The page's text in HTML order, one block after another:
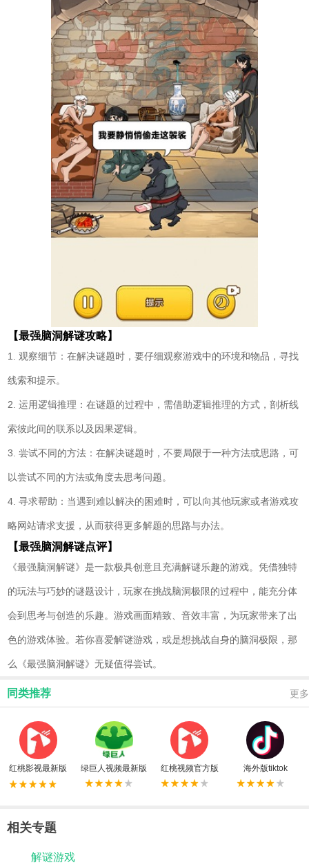
【最强脑洞解谜攻略】
1. 观察细节：在解决谜题时，要仔细观察游戏中的环境和物品，寻找
线索和提示。
2. 运用逻辑推理：在谜题的过程中，需借助逻辑推理的方式，剖析线
索彼此间的联系以及因果逻辑。
3. 尝试不同的方法：在解决谜题时，不要局限于一种方法或思路，可
以尝试不同的方法或角度去思考问题。
4. 寻求帮助：当遇到难以解决的困难时，可以向其他玩家或者游戏攻
略网站请求支援，从而获得更多解题的思路与办法。
【最强脑洞解谜点评】
《最强脑洞解谜》是一款极具创意且充满解谜乐趣的游戏。凭借独特
的玩法与巧妙的谜题设计，玩家在挑战脑洞极限的过程中，能充分体
会到思考与创造的乐趣。游戏画面精致、音效丰富，为玩家带来了出
色的游戏体验。若你喜爱解谜游戏，或是想挑战自身的脑洞极限，那
么《最强脑洞解谜》无疑值得尝试。
同类推荐 更多
红桃影视最新版 绿巨人视频最新版 红桃视频官方版 海外版tiktok
相关专题
解谜游戏